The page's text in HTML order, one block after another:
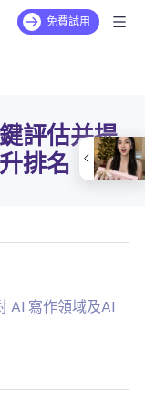
免費試用
評估并提
排名
AI 寫作領域及AI